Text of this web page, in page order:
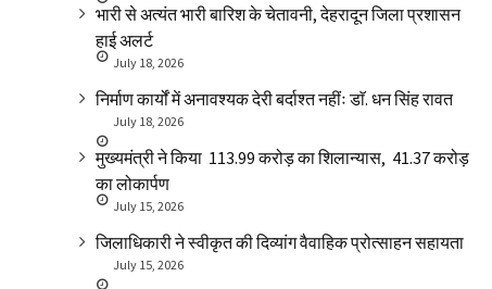
भारी से अत्यंत भारी बारिश के चेतावनी, देहरादून जिला प्रशासन
हाई अलर्ट
July 18, 2026
निर्माण कार्यों में अनावश्यक देरी बर्दाश्त नहींः डाॅ. धन सिंह रावत
July 18, 2026
मुख्यमंत्री ने किया ₹ 113.99 करोड़ का शिलान्यास, ₹ 41.37 करोड़
का लोकार्पण
July 15, 2026
जिलाधिकारी ने स्वीकृत की दिव्यांग वैवाहिक प्रोत्साहन सहायता
July 15, 2026